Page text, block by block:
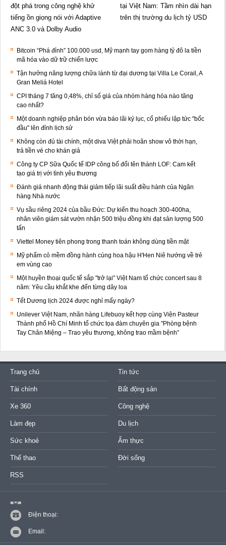
đột phá trong công nghệ khử
tiếng ồn giọng nói với Adaptive
ANC 3.0 và Dolby Audio
tại Việt Nam: Tầm nhìn dài hạn
trên thị trường du lịch tỷ USD
Bitcoin “Phá đỉnh” 100.000 usd, Mỹ mạnh tay gom hàng tỷ đô la tiền
mã hóa vào dữ trữ chiến lược
Tận hưởng năng lượng chữa lành từ đại dương tại Villa Le Corail, A
Gran Meliá Hotel
CPI tháng 7 tăng 0,48%, chỉ số giá của nhóm hàng hóa nào tăng
cao nhất?
Một doanh nghiệp phân bón vừa báo lãi kỷ lục, cổ phiếu lập tức "bốc
đầu" lên đỉnh lịch sử
Không còn đủ tài chính, một diva Việt phải hoãn show vô thời hạn,
trả tiền vé cho khán giả
Công ty CP Sữa Quốc tế IDP công bố đổi tên thành LOF: Cam kết
tạo giá trị với tình yêu thương
Đánh giá nhanh động thái giảm tiếp lãi suất điều hành của Ngân
hàng Nhà nước
Vụ sầu riêng 2024 của bầu Đức: Dự kiến thu hoạch 300-400ha,
nhân viên giám sát vườn nhận 500 triệu đồng khi đạt sản lượng 500
tấn
Viettel Money tiên phong trong thanh toán không dùng tiền mặt
Mỹ phẩm cỏ mềm đồng hành cùng hoa hậu H'Hen Niê hướng về trẻ
em vùng cao
Một huyền thoại quốc tế sắp "trở lại" Việt Nam tổ chức concert sau 8
năm: Yêu cầu khắt khe đến từng dây loa
Tết Dương lịch 2024 được nghỉ mấy ngày?
Unilever Việt Nam, nhãn hàng Lifebuoy kết hợp cùng Viện Pasteur
Thành phố Hồ Chí Minh tổ chức tọa đàm chuyên gia "Phòng bệnh
Tay Chân Miệng – Trao yêu thương, không trao mầm bệnh”
Trang chủ Tin tức
Tài chính Bất động sản
Xe 360 Công nghệ
Làm đẹp Du lịch
Sức khoẻ Ẩm thực
Thể thao Đời sống
RSS
Điện thoại:
Email: